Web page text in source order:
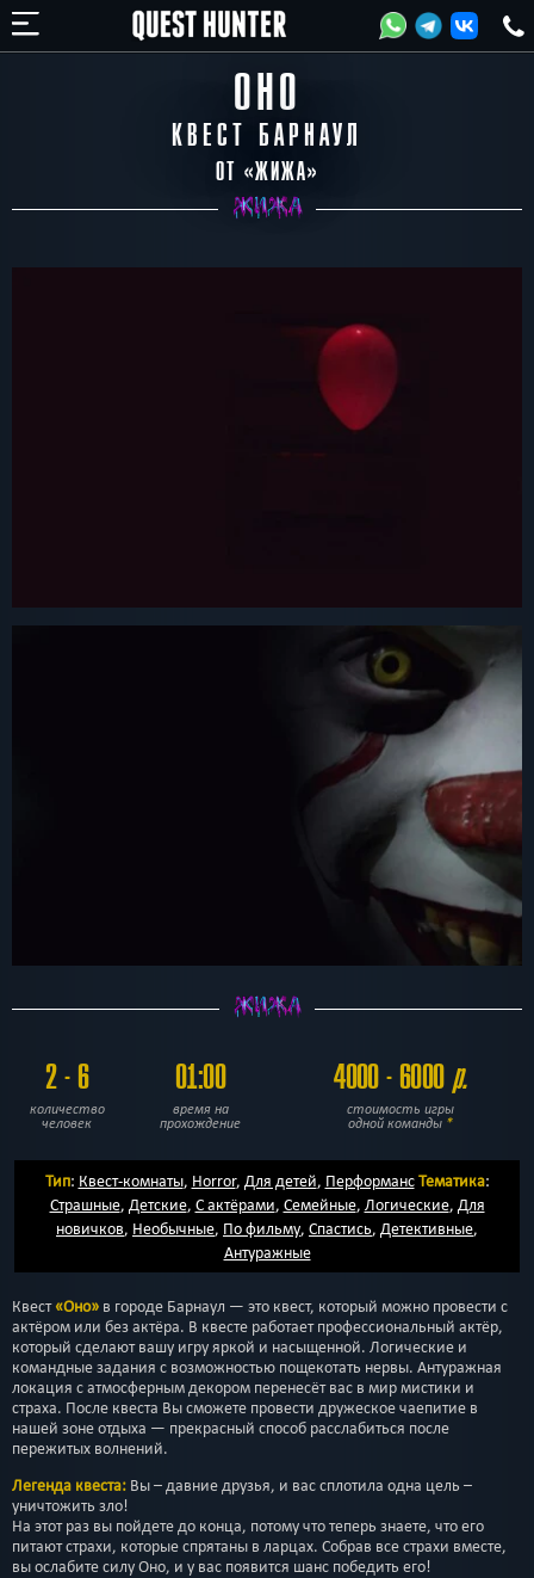
ОНО
КВЕСТ БАРНАУЛ
ОТ «ЖИЖА»
2 - 6
количество
человек
01:00
время на
прохождение
4000 - 6000 р.
стоимость игры
одной команды *
Тип: Квест-комнаты, Horror, Для детей, ПерформансТематика:
Страшные, Детские, С актёрами, Семейные, Логические, Для
новичков, Необычные, По фильму, Спастись, Детективные,
Антуражные
Квест«Оно» в городе Барнаул — это квест, который можно провести с
актёром или без актёра. В квесте работает профессиональный актёр,
который сделают вашу игру яркой и насыщенной. Логические и
командные задания с возможностью пощекотать нервы. Антуражная
локация с атмосферным декором перенесёт вас в мир мистики и
страха. После квеста Вы сможете провести дружеское чаепитие в
нашей зоне отдыха — прекрасный способ расслабиться после
пережитых волнений.
Легенда квеста: Вы – давние друзья, и вас сплотила одна цель –
уничтожить зло!
На этот раз вы пойдете до конца, потому что теперь знаете, что его
питают страхи, которые спрятаны в ларцах. Собрав все страхи вместе,
вы ослабите силу Оно, и у вас появится шанс победить его!